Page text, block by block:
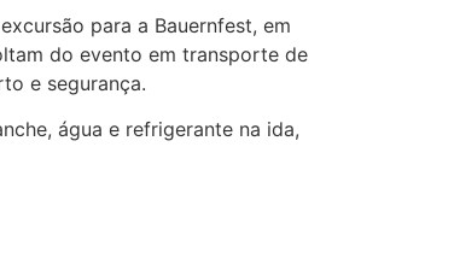
para a Bauernfest, em
do evento em transporte de
e segurança.
água e refrigerante na ida,